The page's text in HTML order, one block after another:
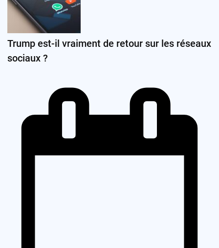
Trump est-il vraiment de retour sur les réseaux
sociaux ?